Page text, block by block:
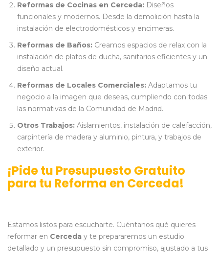
Reformas de Cocinas en Cerceda: Diseños
funcionales y modernos. Desde la demolición hasta la
instalación de electrodomésticos y encimeras.
Reformas de Baños: Creamos espacios de relax con la
instalación de platos de ducha, sanitarios eficientes y un
diseño actual.
Reformas de Locales Comerciales: Adaptamos tu
negocio a la imagen que deseas, cumpliendo con todas
las normativas de la Comunidad de Madrid.
Otros Trabajos: Aislamientos, instalación de calefacción,
carpintería de madera y aluminio, pintura, y trabajos de
exterior.
¡Pide tu Presupuesto Gratuito
para tu Reforma en Cerceda!
Estamos listos para escucharte. Cuéntanos qué quieres
reformar en Cerceda y te prepararemos un estudio
detallado y un presupuesto sin compromiso, ajustado a tus